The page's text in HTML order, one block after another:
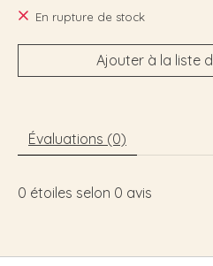
En rupture de stock
Ajouter à la liste
Évaluations (0)
0 étoiles selon 0 avis